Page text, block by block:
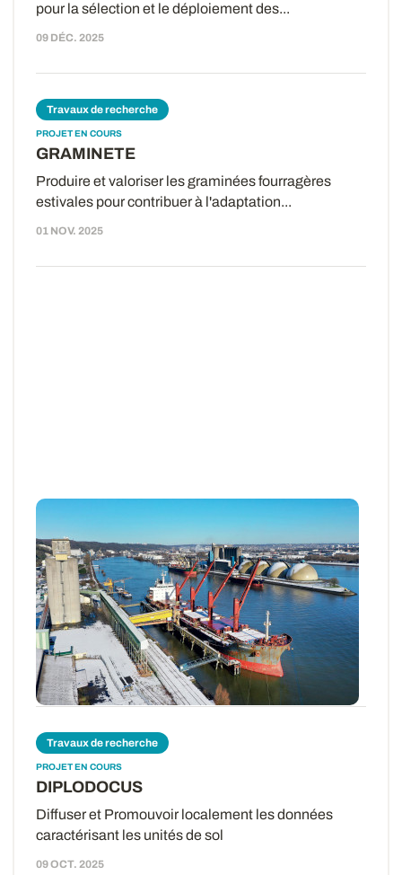
pour la sélection et le déploiement des...
09 DÉC. 2025
Travaux de recherche
PROJET EN COURS
GRAMINETE
Produire et valoriser les graminées fourragères
estivales pour contribuer à l'adaptation...
01 NOV. 2025
Travaux de recherche
PROJET EN COURS
Stockage : des outils de suivi de la qualité
à l’épreuve de la chaîne logistique
Afin de garantir la qualité des pommes de terre et
des céréales à l’entrée des hubs...
29 OCT. 2025
Travaux de recherche
PROJET EN COURS
DIPLODOCUS
Diffuser et Promouvoir localement les données
caractérisant les unités de sol
09 OCT. 2025